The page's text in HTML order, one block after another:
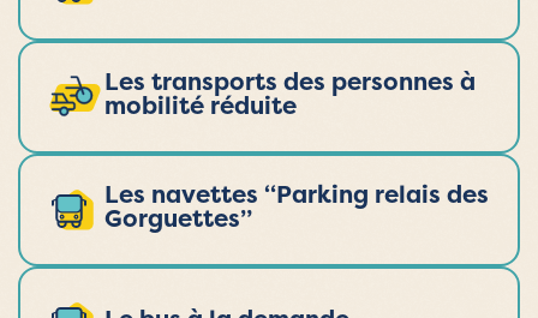
Les transports des personnes à
mobilité réduite
Les navettes “Parking relais des
Gorguettes”